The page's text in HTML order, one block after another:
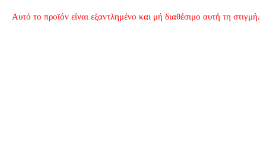
Αυτό το προϊόν είναι εξαντλημένο και μή διαθέσιμο αυτή τη στιγμή.